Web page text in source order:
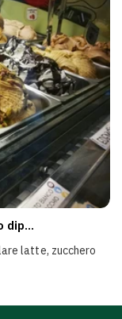
dip...
latte, zucchero